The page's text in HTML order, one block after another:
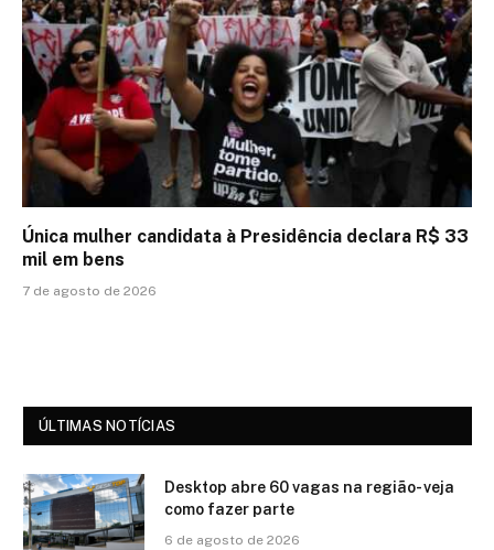
Única mulher candidata à Presidência declara R$ 33
mil em bens
7 de agosto de 2026
ÚLTIMAS NOTÍCIAS
Desktop abre 60 vagas na região- veja
como fazer parte
6 de agosto de 2026